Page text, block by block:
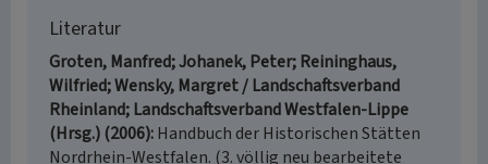
Literatur
Groten, Manfred; Johanek, Peter; Reininghaus,
Wilfried; Wensky, Margret / Landschaftsverband
Rheinland; Landschaftsverband Westfalen-Lippe
(Hrsg.) (2006) Handbuch der Historischen Stätten
Nordrhein-Westfalen. (3. völlig neu bearbeitete